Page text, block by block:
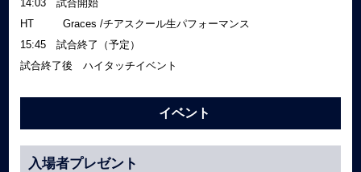
14:03 試合開始
HT Graces /チアスクール生パフォーマンス
15:45 試合終了（予定）
試合終了後 ハイタッチイベント
イベント
入場者プレゼント